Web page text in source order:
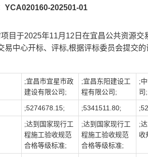
YCA020160-202501-01
目于2025年11月12日在宜昌公共资源
易中心开标、评标,根据评标委员会提交
;宜昌市宜星市政
建设有限公司;
;宜昌东阳建设工
程有限公司;
;
司;
;5274678.15; ;5341511.80;
;达到国家现行工
程施工验收规范
合格等级标准;
;达到国家现行工
程施工验收规范
合格等级标准;
;
收